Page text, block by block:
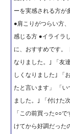
ーを実感される方が
●肩こりがつらい方
感じる方 ●イライラ
に、おすすめです。
なりました。｣ 「友
しくなりました｣ 「
たと言います」 「
ました。｣ 「付けた
「この前買った○○
けてから好調